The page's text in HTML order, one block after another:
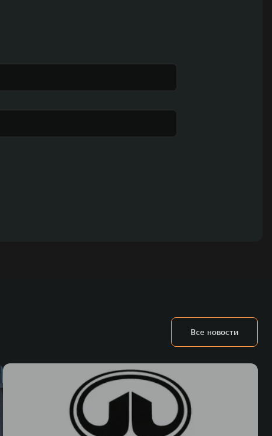
Все новости